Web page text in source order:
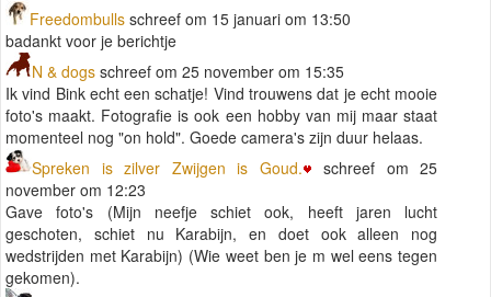
Freedombulls schreef om 15 januari om 13:50
badankt voor je berichtje
N & dogs schreef om 25 november om 15:35
Ik vind Bink echt een schatje! Vind trouwens dat je echt mooie
foto's maakt. Fotografie is ook een hobby van mij maar staat
momenteel nog "on hold". Goede camera's zijn duur helaas.
Spreken is zilver Zwijgen is Goud.
schreef om 25
november om 12:23
Gave foto's (Mijn neefje schiet ook, heeft jaren lucht
geschoten, schiet nu Karabijn, en doet ook alleen nog
wedstrijden met Karabijn) (Wie weet ben je m wel eens tegen
gekomen).